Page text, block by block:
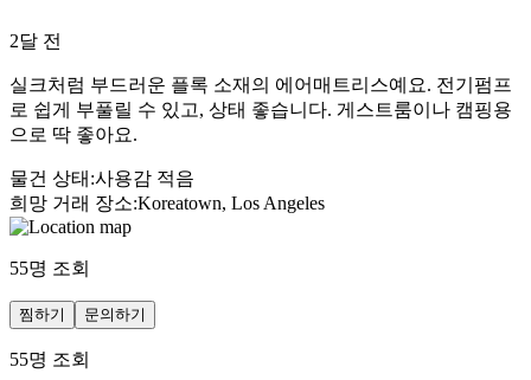
2달 전
실크처럼 부드러운 플록 소재의 에어매트리스예요. 전기펌프
로 쉽게 부풀릴 수 있고, 상태 좋습니다. 게스트룸이나 캠핑용
으로 딱 좋아요.
물건 상태 :사용감 적음
희망 거래 장소:Koreatown, Los Angeles
55명 조회
찜하기 문의하기
55명 조회